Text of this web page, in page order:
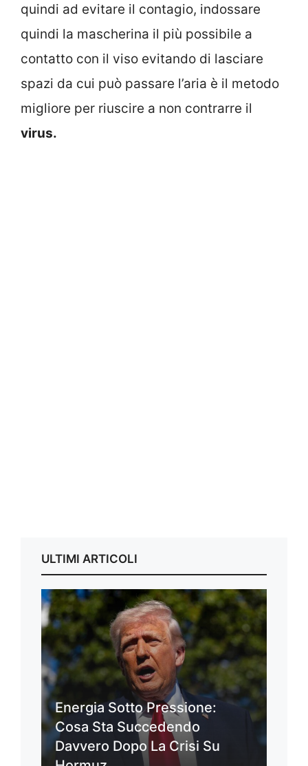
quindi ad evitare il contagio, indossare
quindi la mascherina il più possibile a
contatto con il viso evitando di lasciare
spazi da cui può passare l’aria è il metodo
migliore per riuscire a non contrarre il
virus.
ULTIMI ARTICOLI
Energia Sotto Pressione:
Cosa Sta Succedendo
Davvero Dopo La Crisi Su